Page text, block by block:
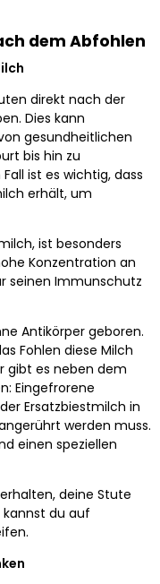
dem Abfohlen
direkt nach der
Dies kann
gesundheitlichen
bis hin zu
ist es wichtig, dass
erhält, um
ist besonders
Konzentration an
seinen Immunschutz
Antikörper geboren.
Fohlen diese Milch
gibt es neben dem
Eingefrorene
Ersatzbiestmilch in
werden muss.
einen speziellen
deine Stute
du auf